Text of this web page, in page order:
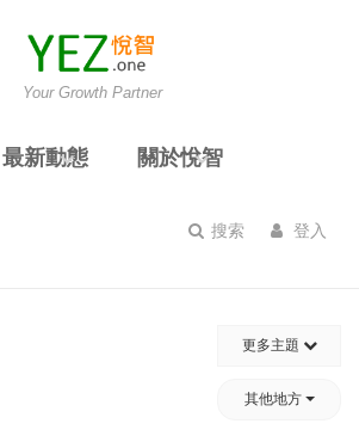
Your Growth Partner
最新動態 關於悅智
搜索 登入
更多主題
其他地方